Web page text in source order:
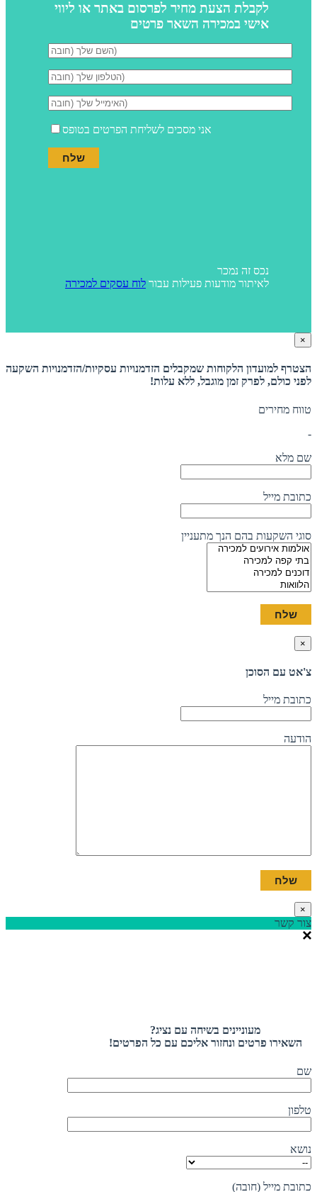
לקבלת הצעת מחיר לפרסום באתר או ליווי
אישי במכירה השאר פרטים
אני מסכים לשליחת הפרטים בטופס
נכס זה נמכר
לאיתור מודעות פעילות עבור לוח עסקים למכירה
×
הצטרף למועדון הלקוחות שמקבלים הזדמנויות עסקיות/הזדמנויות השקעה
לפני כולם, לפרק זמן מוגבל, ללא עלות!
טווח מחירים
-
שם מלא
כתובת מייל
סוגי השקעות בהם הנך מתעניין
×
צ'אט עם הסוכן
כתובת מייל
הודעה
×
צור קשר
מעוניינים בשיחה עם נציג?
השאירו פרטים ונחזור אליכם עם כל הפרטים!
שם
טלפון
נושא
כתובת מייל (חובה)